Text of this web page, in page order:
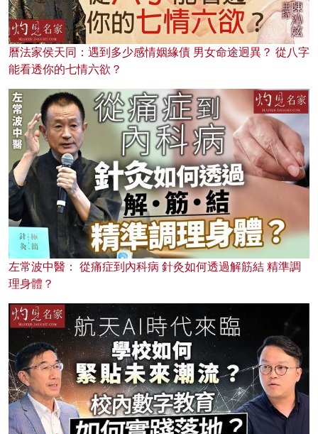
曆法家侯天同：遇到多少感情姻緣債 男女命途迥異？ 從八字
能看透你的七情六欲？
左常波中醫： 從痛症到內科病 針灸如何透過解筋結 精準調
理身體？